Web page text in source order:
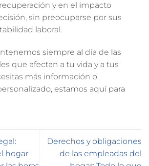
y en el impacto
sin preocuparse por sus
laboral.
siempre al día de las
que afectan a tu vida y a tus
más información o
estamos aquí para
hogar
Derechos y obligaciones
de las empleadas del